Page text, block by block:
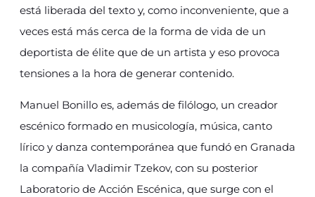
está liberada del texto y, como inconveniente, que a
veces está más cerca de la forma de vida de un
deportista de élite que de un artista y eso provoca
tensiones a la hora de generar contenido.
Manuel Bonillo es, además de filólogo, un creador
escénico formado en musicología, música, canto
lírico y danza contemporánea que fundó en Granada
la compañía Vladimir Tzekov, con su posterior
Laboratorio de Acción Escénica, que surge con el